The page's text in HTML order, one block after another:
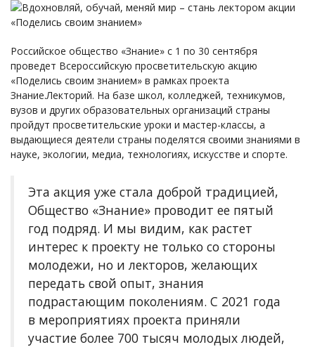
Российское общество «Знание» с 1 по 30 сентября
проведет Всероссийскую просветительскую акцию
«Поделись своим знанием» в рамках проекта
Знание.Лекторий. На базе школ, колледжей, техникумов,
вузов и других образовательных организаций страны
пройдут просветительские уроки и мастер-классы, а
выдающиеся деятели страны поделятся своими знаниями в
науке, экологии, медиа, технологиях, искусстве и спорте.
Эта акция уже стала доброй традицией,
Общество «Знание» проводит ее пятый
год подряд. И мы видим, как растет
интерес к проекту не только со стороны
молодежи, но и лекторов, желающих
передать свой опыт, знания
подрастающим поколениям. С 2021 года
в мероприятиях проекта приняли
участие более 700 тысяч молодых людей,